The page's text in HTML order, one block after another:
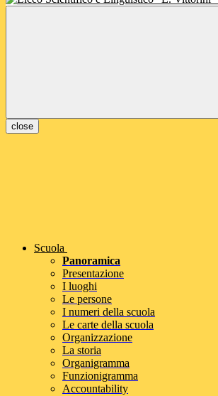
close
Scuola
Panoramica
Presentazione
I luoghi
Le persone
I numeri della scuola
Le carte della scuola
Organizzazione
La storia
Organigramma
Funzionigramma
Accountability